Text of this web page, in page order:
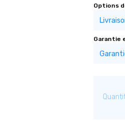
Options
Garantie